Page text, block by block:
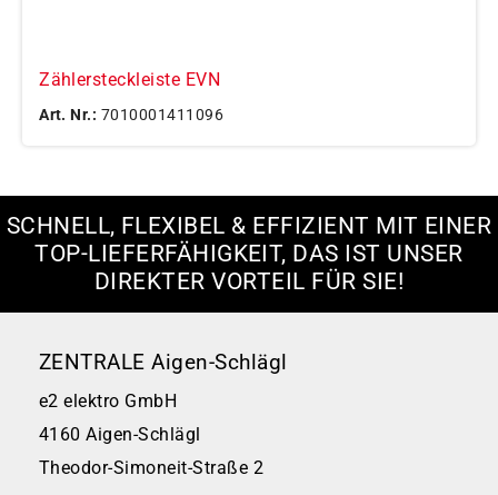
Zählersteckleiste EVN
Art. Nr.: 7010001411096
SCHNELL, FLEXIBEL & EFFIZIENT MIT EINER
TOP-LIEFERFÄHIGKEIT, DAS IST UNSER
DIREKTER VORTEIL FÜR SIE!
ZENTRALE Aigen-Schlägl
e2 elektro GmbH
4160 Aigen-Schlägl
Theodor-Simoneit-Straße 2